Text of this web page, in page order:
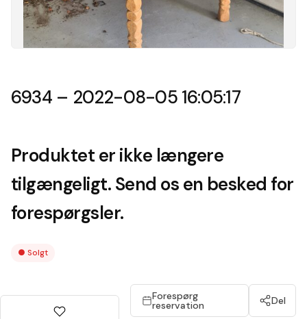
6934 – 2022-08-05 16:05:17
Produktet er ikke længere
tilgængeligt. Send os en besked for
forespørgsler.
● Solgt
Forespørg
reservation Del